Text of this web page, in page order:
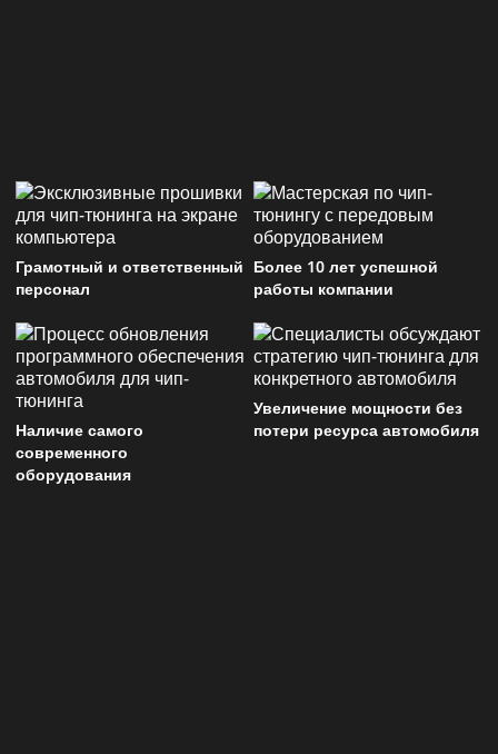
Грамотный и ответственный
персонал
Более 10 лет успешной
работы компании
Наличие самого
современного
оборудования
Увеличение мощности без
потери ресурса автомобиля